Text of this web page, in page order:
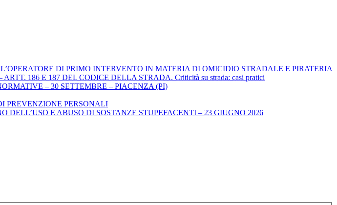
DI PRIMO INTERVENTO IN MATERIA DI OMICIDIO STRADALE E PIRATERIA
186 E 187 DEL CODICE DELLA STRADA. Criticità su strada: casi pratici
– 30 SETTEMBRE – PIACENZA (PI)
PREVENZIONE PERSONALI
E ABUSO DI SOSTANZE STUPEFACENTI – 23 GIUGNO 2026